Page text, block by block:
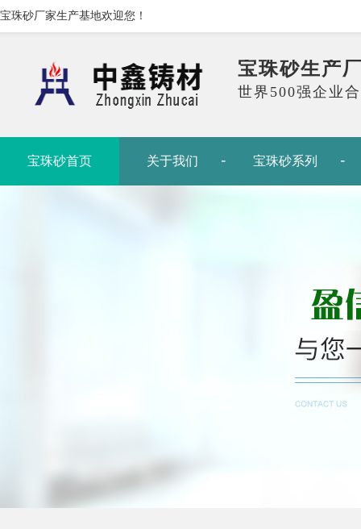
宝珠砂厂家生产基地欢迎您！
宝珠砂生产
世界500强企业
宝珠砂首页 关于我们 宝珠砂系列